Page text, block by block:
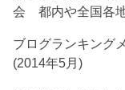
会 都内や全国各
ブログランキング
(2014年5月)